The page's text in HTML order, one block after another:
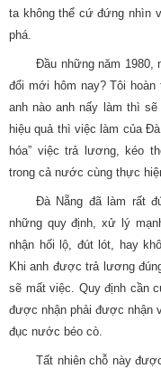
ta không thể cứ đứng nhìn
phá.
Đầu những năm 1980,
đổi mới hôm nay? Tôi hoàn
anh nào anh nấy làm thì
hiệu quả thì việc làm của
hóa” việc trả lương, kéo
trong cả nước cùng thực
Đà Nẵng đã làm rất
những quy định, xử lý
nhận hối lộ, đút lót, hay
Khi anh được trả lương
sẽ mất việc. Quy định cần
được nhận phải được nhận
đục nước béo cò.
Tất nhiên chỗ này